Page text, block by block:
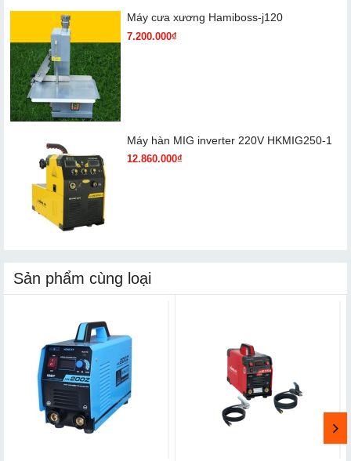
Máy cưa xương Hamiboss-j120
7.200.000₫
Máy hàn MIG inverter 220V HKMIG250-1
12.860.000₫
Sản phẩm cùng loại